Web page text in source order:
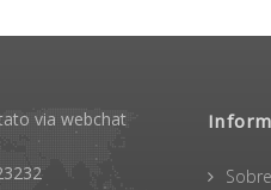
via webchat